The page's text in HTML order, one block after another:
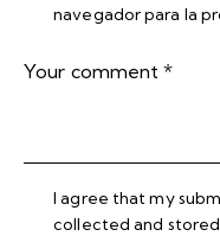
navegador para la
I agree that my
collected and stored